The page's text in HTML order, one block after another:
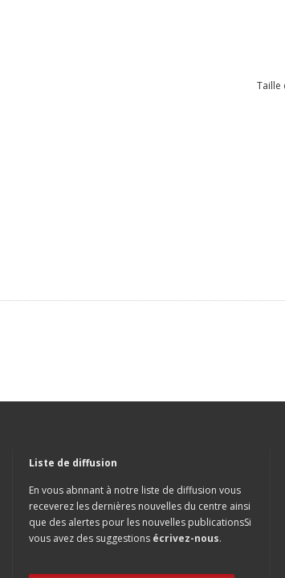
Taille
Liste de diffusion
En vous abnnant à notre liste de diffusion vous
receverez les dernières nouvelles du centre ainsi
que des alertes pour les nouvelles publicationsSi
vous avez des suggestions écrivez-nous.